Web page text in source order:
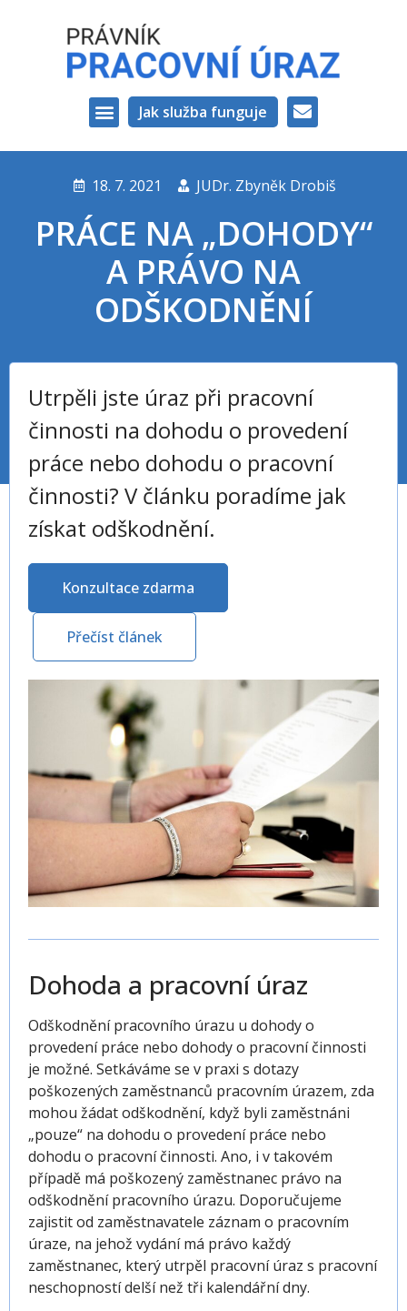
Jak služba funguje
18. 7. 2021 JUDr. Zbyněk Drobiš
PRÁCE NA „DOHODY“
A PRÁVO NA
ODŠKODNĚNÍ
Utrpěli jste úraz při pracovní
činnosti na dohodu o provedení
práce nebo dohodu o pracovní
činnosti? V článku poradíme jak
získat odškodnění.
Konzultace zdarma
Přečíst článek
Dohoda a pracovní úraz
Odškodnění pracovního úrazu u dohody o
provedení práce nebo dohody o pracovní činnosti
je možné. Setkáváme se v praxi s dotazy
poškozených zaměstnanců pracovním úrazem, zda
mohou žádat odškodnění, když byli zaměstnáni
„pouze“ na dohodu o provedení práce nebo
dohodu o pracovní činnosti. Ano, i v takovém
případě má poškozený zaměstnanec právo na
odškodnění pracovního úrazu. Doporučujeme
zajistit od zaměstnavatele záznam o pracovním
úraze, na jehož vydání má právo každý
zaměstnanec, který utrpěl pracovní úraz s pracovní
neschopnostídelší než tři kalendářní dny.